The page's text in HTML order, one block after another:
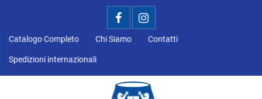
Catalogo Completo Chi Siamo Contatti
Spedizioni internazionali